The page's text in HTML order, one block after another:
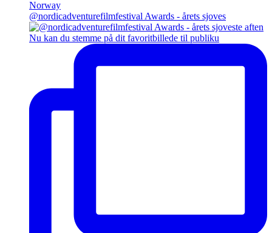
@nordicadventurefilmfestival Awards - årets sjoves
Nu kan du stemme på dit favoritbillede til publiku